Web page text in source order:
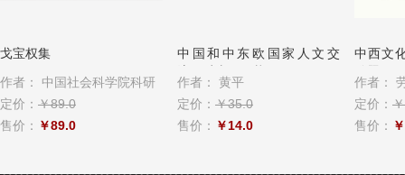
戈宝权集
作者：
中国社会科学院科研
...
定价： ￥89.0
售价： ￥89.0
中国和中东欧国家人文交
作者：
黄平
定价： ￥35.0
售价： ￥14.0
中西文
作者：
定价：
售价：